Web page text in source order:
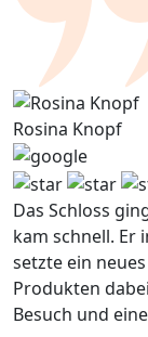
Rosina Knopf
Das Schloss
kam schnell. Er
setzte ein
Produkten
Besuch und